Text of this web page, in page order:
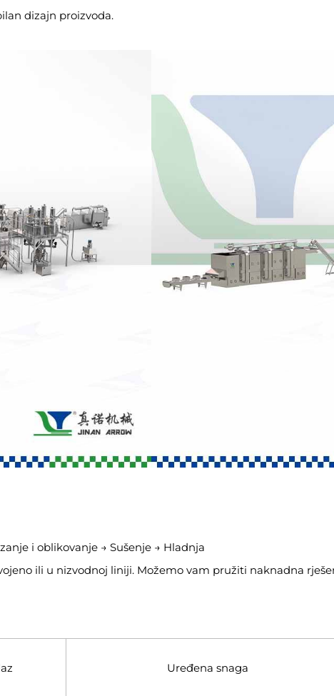
dizajn proizvoda.
i oblikovanje → Sušenje → Hladnja
ili u nizvodnoj liniji. Možemo vam pružiti naknadna
Uređena snaga